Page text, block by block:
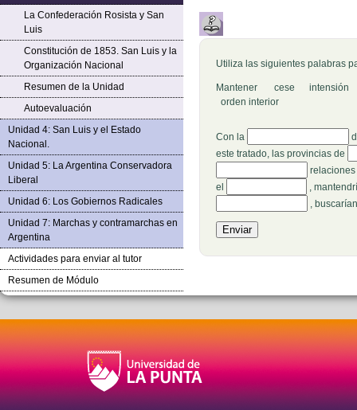
La Confederación Rosista y San
Luis
Constitución de 1853. San Luis y la
Organización Nacional
Resumen de la Unidad
Autoevaluación
Unidad 4: San Luis y el Estado
Nacional.
Unidad 5: La Argentina Conservadora
Liberal
Unidad 6: Los Gobiernos Radicales
Unidad 7: Marchas y contramarchas en
Argentina
Actividades para enviar al tutor
Resumen de Módulo
Utiliza las siguientes palabras
Mantener cese
orden interior
Con la
este tratado, las provincias de
el
Rellenar huecos (8):
,
,